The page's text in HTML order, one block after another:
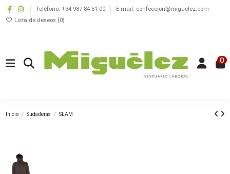
Teléfono: +34 987 84 51 00
E-mail: confeccion@miguelez.com
Lista de deseos (0)
0
Inicio Sudaderas SLAM